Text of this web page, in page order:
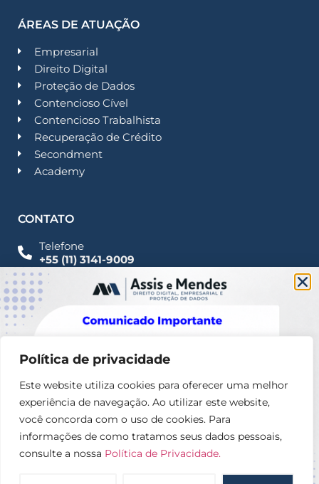
Política de privacidade
Este website utiliza cookies para oferecer uma melhor
experiência de navegação. Ao utilizar este website,
você concorda com o uso de cookies. Para
informações de como tratamos seus dados pessoais,
consulte a nossa Política de Privacidade.
ÁREAS DE ATUAÇÃO
Empresarial
Direito Digital
Proteção de Dados
Contencioso Cível
Contencioso Trabalhista
Recuperação de Crédito
Secondment
Academy
CONTATO
Telefone
+55 (11) 3141-9009
Imprensa
Fale Conosco
contato@assisemendes.com.br
Alameda Santos, 1165 Paulista - CEP 01419-001 -
SP